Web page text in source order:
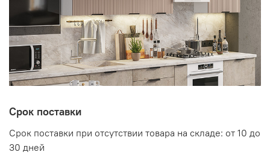
Срок поставки
Срок поставки при отсутствии товара на складе: от 10 до
30 дней